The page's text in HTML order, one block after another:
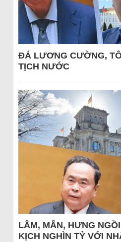
ĐÁ LƯƠNG CƯỜNG,
TỊCH NƯỚC
LÂM, MẪN, HƯNG
KỊCH NGHÌN TỶ VỚI